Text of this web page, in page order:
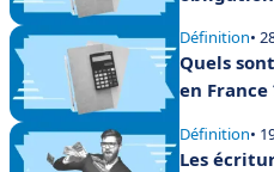
Définition•
Quels
en
Définition•
Les